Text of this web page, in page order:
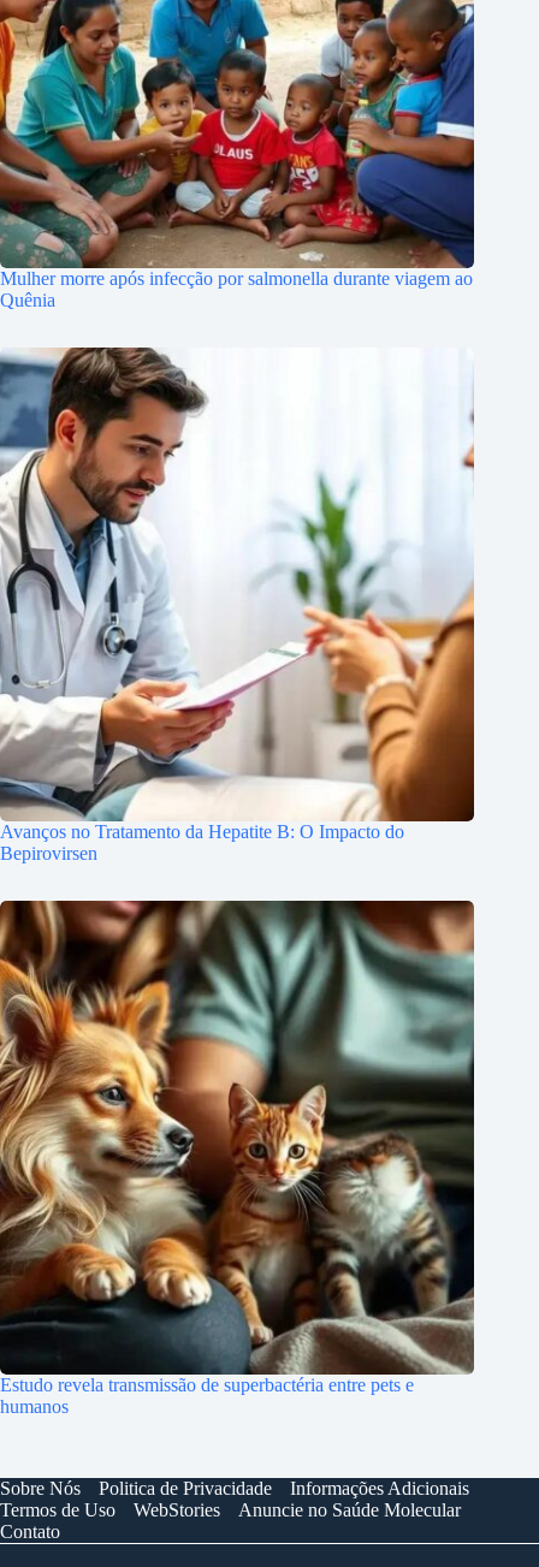
Mulher morre após infecção por salmonella durante viagem ao
Quênia
Avanços no Tratamento da Hepatite B: O Impacto do
Bepirovirsen
Estudo revela transmissão de superbactéria entre pets e
humanos
Sobre Nós Politica de Privacidade
Informações Adicionais
Termos de Uso
WebStories
Anuncie no Saúde Molecular
Contato